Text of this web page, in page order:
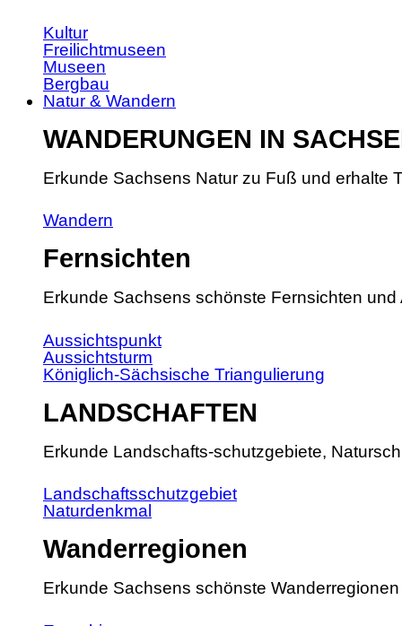
Kultur
Freilichtmuseen
Museen
Bergbau
Natur & Wandern
WANDERUNGEN IN
Erkunde Sachsens Natur zu Fuß und erhalte
Wandern
Fernsichten
Erkunde Sachsens schönste Fernsichten und
Aussichtspunkt
Aussichtsturm
Königlich-Sächsische Triangulierung
LANDSCHAFTEN
Erkunde Landschafts-schutzgebiete,
Landschaftsschutzgebiet
Naturdenkmal
Wanderregionen
Erkunde Sachsens schönste Wanderregionen